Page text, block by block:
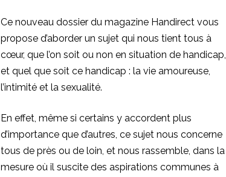
Ce nouveau dossier du magazine Handirect vous
propose d’aborder un sujet qui nous tient tous à
cœur, que l’on soit ou non en situation de handicap,
et quel que soit ce handicap : la vie amoureuse,
l’intimité et la sexualité.
En effet, même si certains y accordent plus
d’importance que d’autres, ce sujet nous concerne
tous de près ou de loin, et nous rassemble, dans la
mesure où il suscite des aspirations communes à